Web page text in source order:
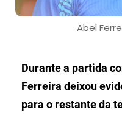
Abel
Durante a partida
Ferreira deixou
para o restante da